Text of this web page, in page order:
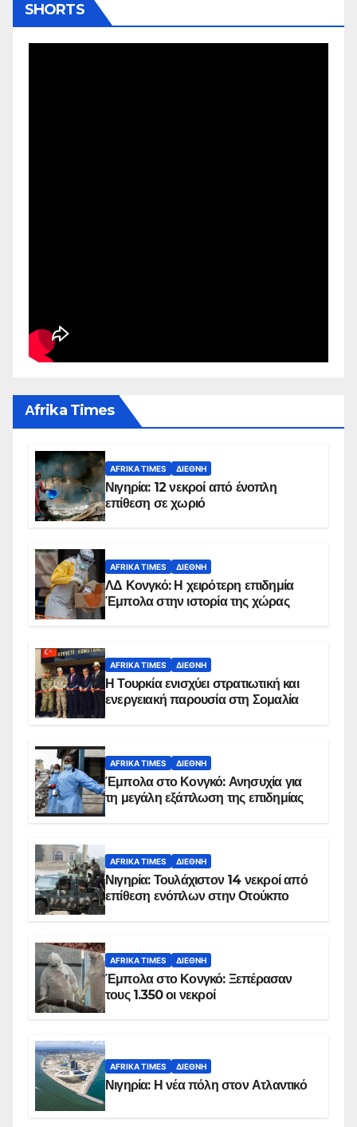
SHORTS
Αfrika Times
AFRIKA TIMES ΔΙΕΘΝΉ
Νιγηρία: 12 νεκροί από ένοπλη
επίθεση σε χωριό
AFRIKA TIMES ΔΙΕΘΝΉ
ΛΔ Κονγκό: Η χειρότερη επιδημία
Έμπολα στην ιστορία της χώρας
AFRIKA TIMES ΔΙΕΘΝΉ
Η Τουρκία ενισχύει στρατιωτική και
ενεργειακή παρουσία στη Σομαλία
AFRIKA TIMES ΔΙΕΘΝΉ
Έμπολα στο Κονγκό: Ανησυχία για
τη μεγάλη εξάπλωση της επιδημίας
AFRIKA TIMES ΔΙΕΘΝΉ
Νιγηρία: Τουλάχιστον 14 νεκροί από
επίθεση ενόπλων στην Οτούκπο
AFRIKA TIMES ΔΙΕΘΝΉ
Έμπολα στο Κονγκό: Ξεπέρασαν
τους 1.350 οι νεκροί
AFRIKA TIMES ΔΙΕΘΝΉ
Νιγηρία: Η νέα πόλη στον Ατλαντικό